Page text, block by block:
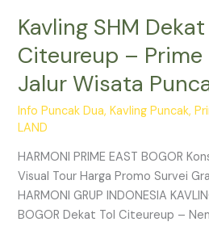
Kavling SHM
Citeureup – Prime
Jalur Wisata
Info Puncak Dua,Kavling Puncak,
LAND
HARMONI PRIME EAST BOGOR
Visual Tour Harga Promo Survei
HARMONI GRUP INDONESIA
BOGOR Dekat Tol Citeureup –